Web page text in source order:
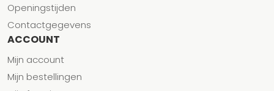
Openingstijden
Contactgegevens
ACCOUNT
Mijn account
Mijn bestellingen